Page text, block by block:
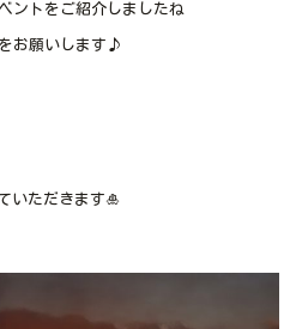
ントをご紹介しましたね
お願いします♪
いただきます🎍